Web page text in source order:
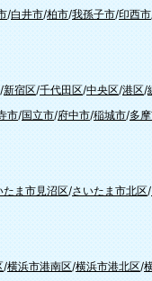
/白井市/柏市/我孫子市/印西市
/新宿区/千代田区/中央区/港区/
市/国立市/府中市/稲城市/多
たま市見沼区/さいたま市北区/
/横浜市港南区/横浜市港北区/